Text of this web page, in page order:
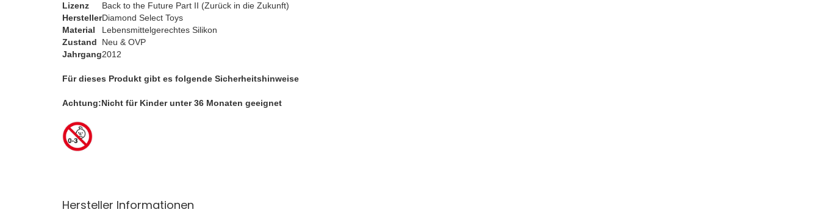
Lizenz
Back to the Future Part II (Zurück in die Zukunft)
HerstellerDiamond Select Toys
Material
Lebensmittelgerechtes Silikon
Zustand
Neu & OVP
Jahrgang2012
Für dieses Produkt gibt es folgende Sicherheitshinweise
Achtung:Nicht für Kinder unter 36 Monaten geeignet
Hersteller Informationen